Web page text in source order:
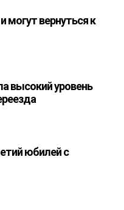
могут вернуться к
высокий уровень
юбилей с